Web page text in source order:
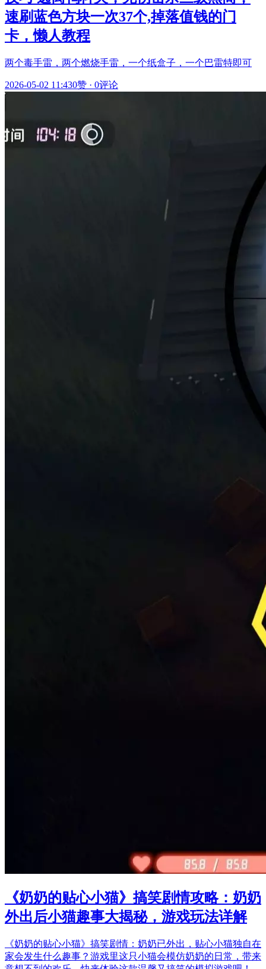
速刷蓝色方块一次37个,掉落值钱的门
卡，懒人教程
两个毒手雷，两个燃烧手雷，一个纸盒子，一个巴雷特即可
2026-05-02 11:430赞 · 0评论
《奶奶的贴心小猫》搞笑剧情攻略：奶奶
外出后小猫趣事大揭秘，游戏玩法详解
《奶奶的贴心小猫》搞笑剧情：奶奶已外出，贴心小猫独自在
家会发生什么趣事？游戏里这只小猫会模仿奶奶的日常，带来